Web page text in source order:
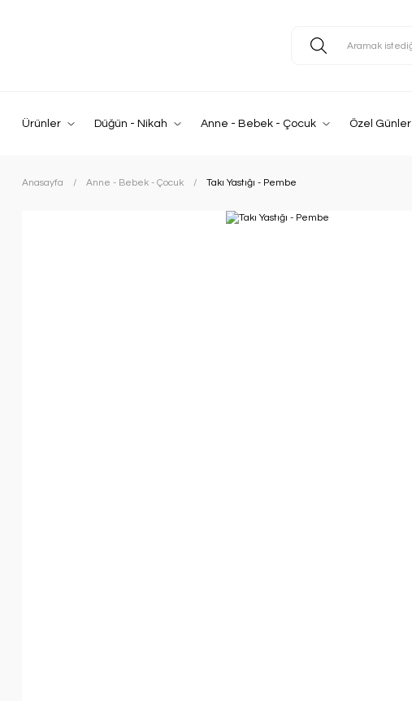
Ürünler Düğün - Nikah Anne - Bebek - Çocuk Özel Günler
Anasayfa Anne - Bebek - Çocuk Takı Yastığı - Pembe